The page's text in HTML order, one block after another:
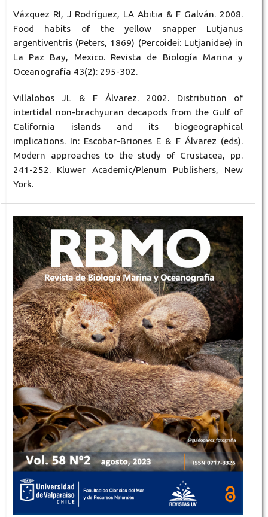
Vázquez RI, J Rodríguez, LA Abitia & F Galván. 2008.
Food habits of the yellow snapper Lutjanus
argentiventris (Peters, 1869) (Percoidei: Lutjanidae) in
La Paz Bay, Mexico. Revista de Biología Marina y
Oceanografía 43(2): 295-302.
Villalobos JL & F Álvarez. 2002. Distribution of
intertidal non-brachyuran decapods from the Gulf of
California islands and its biogeographical
implications. In: Escobar-Briones E & F Álvarez (eds).
Modern approaches to the study of Crustacea, pp.
241-252. Kluwer Academic/Plenum Publishers, New
York.